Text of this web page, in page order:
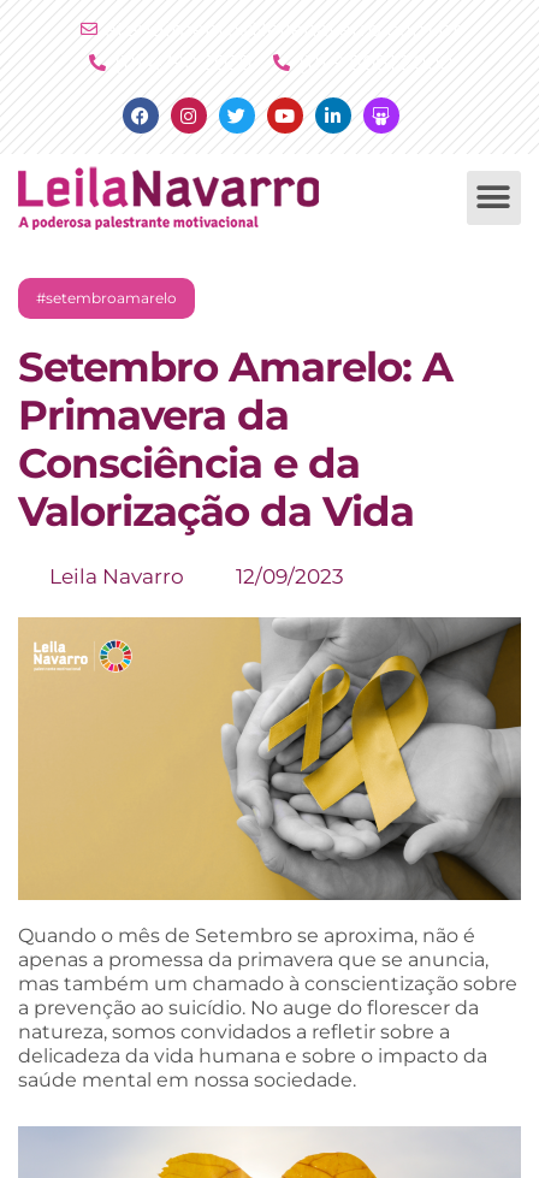
FacebookInstagramTwitterYoutubeLinkedinSlideshare
#setembroamarelo
Setembro Amarelo: A
Primavera da
Consciência e da
Valorização da Vida
Leila Navarro 12/09/2023
Quando o mês de Setembro se aproxima, não é
apenas a promessa da primavera que se anuncia,
mas também um chamado à conscientização sobre
a prevenção ao suicídio. No auge do florescer da
natureza, somos convidados a refletir sobre a
delicadeza da vida humana e sobre o impacto da
saúde mental em nossa sociedade.